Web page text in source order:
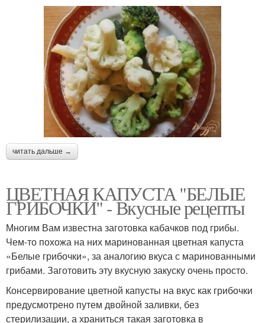
читать дальше →
ЦВЕТНАЯ КАПУСТА "БЕЛЫЕ
ГРИБОЧКИ" - Вкусные рецепты
Многим Вам известна заготовка кабачков под грибы.
Чем-то похожа на них маринованная цветная капуста
«Белые грибочки», за аналогию вкуса с маринованными
грибами. Заготовить эту вкусную закуску очень просто.
Консервирование цветной капусты на вкус как грибочки
предусмотрено путем двойной заливки, без
стерилизации, а храниться такая заготовка в